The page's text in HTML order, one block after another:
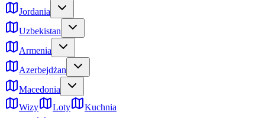
Jordania
Uzbekistan
Armenia
Azerbejdżan
Macedonia
Wizy
Loty
Kuchnia